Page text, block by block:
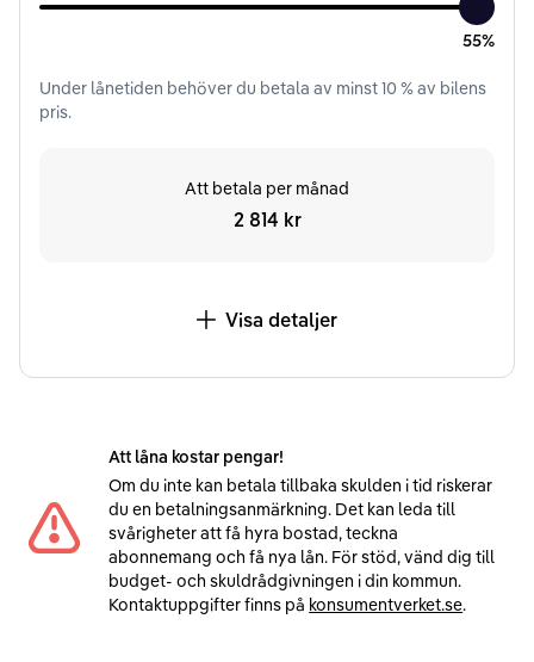
55%
Under lånetiden behöver du betala av minst10% av bilens
pris.
Att betala per månad
2 814 kr
Visa detaljer
Att låna kostar pengar!
Om du inte kan betala tillbaka skulden i tid riskerar
du en betalningsanmärkning. Det kan leda till
svårigheter att få hyra bostad, teckna
abonnemang och få nya lån. För stöd, vänd dig till
budget- och skuldrådgivningen i din kommun.
Kontaktuppgifter finns på konsumentverket.se.